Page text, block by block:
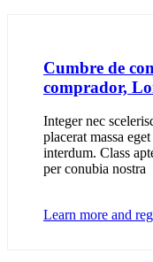
Cumbre de
comprador,
Integer nec
placerat massa
interdum. Class
per conubia nostra
Learn more and